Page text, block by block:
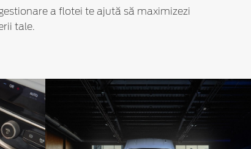
a flotei te ajută să maximizezi
tale.